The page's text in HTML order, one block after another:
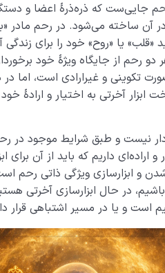
جایی­‌ست که ذره­‌ذرۀ اعضا و
آن ساخته می­‌شود. در رحم مادر
«قلب» یا «روح» خود را برای زندگی
رحم از جایگاه ویژۀ خود
تکوینی و غیرارادی ا­ست، اما در
آخرتی به اختیار و ارادۀ
نیست و طبق شرایط موجود در
اراده‌ای داریم که باید از آن برای
و ابزارسازی ویژگی ذاتی رحم
در حال ابزارسازی آخرتی
و یا در مسیر اشتباهی قرار